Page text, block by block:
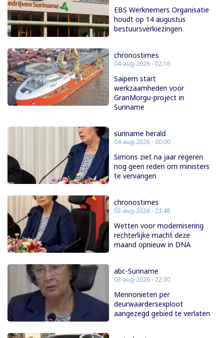
EBS Werknemers Organisatie
houdt op 14 augustus
bestuursverkiezingen
chronostimes
04-aug-2026 - 02:16
Saipem start
werkzaamheden voor
GranMorgu-project in
Suriname
suriname herald
04-aug-2026 - 00:00
Simons ziet na jaar regeren
nog geen reden om ministers
te vervangen
chronostimes
03-aug-2026 - 23:48
Wetten voor modernisering
rechterlijke macht deze
maand opnieuw in DNA
abc-Suriname
03-aug-2026 - 22:30
Mennonieten per
deurwaardersexploot
aangezegd gebied te verlaten